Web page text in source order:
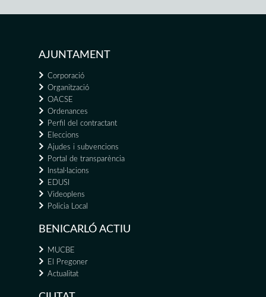
AJUNTAMENT
Corporació
Organització
OACSE
Ordenances
Perfil del contractant
Eleccions
Ajudes i subvencions
Portal de transparència
Instal·lacions
EDUSI
Videoplens
Policia Local
BENICARLÓ ACTIU
MUCBE
El Pregoner
Actualitat